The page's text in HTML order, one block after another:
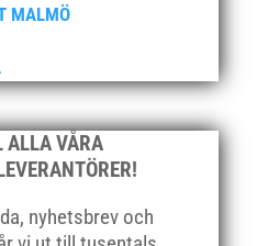
MALMÖ
ALLA VÅRA
nyhetsbrev och